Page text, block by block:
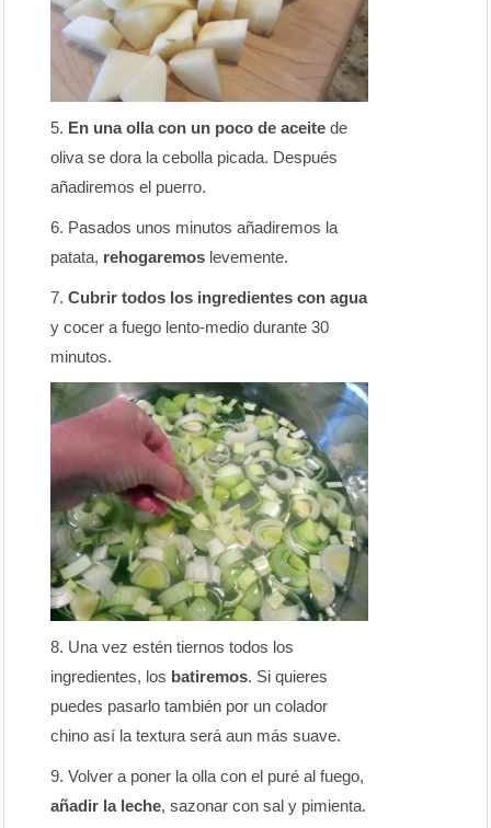
En una olla con un poco de aceite de
oliva se dora la cebolla picada. Después
añadiremos el puerro.
Pasados unos minutos añadiremos la
patata, rehogaremos levemente.
Cubrir todos los ingredientes con agua
y cocer a fuego lento-medio durante 30
minutos.
Una vez estén tiernos todos los
ingredientes, los batiremos. Si quieres
puedes pasarlo también por un colador
chino así la textura será aun más suave.
Volver a poner la olla con el puré al fuego,
añadir la leche, sazonar con sal y pimienta.